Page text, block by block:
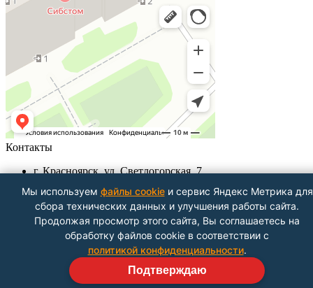
Мы используем файлы cookieи сервис Яндекс Метрика для
сбора технических данных и улучшения работы сайта.
Продолжая просмотр этого сайта, Вы соглашаетесь на
обработку файлов cookie в соответствии с
политикой конфиденциальности.
Подтверждаю
Контакты
г. Красноярск, ул. Светлогорская, 7
Пн-Пт 9.00 - 18.00
info@znak-servis24.ru
Посмотреть на карте